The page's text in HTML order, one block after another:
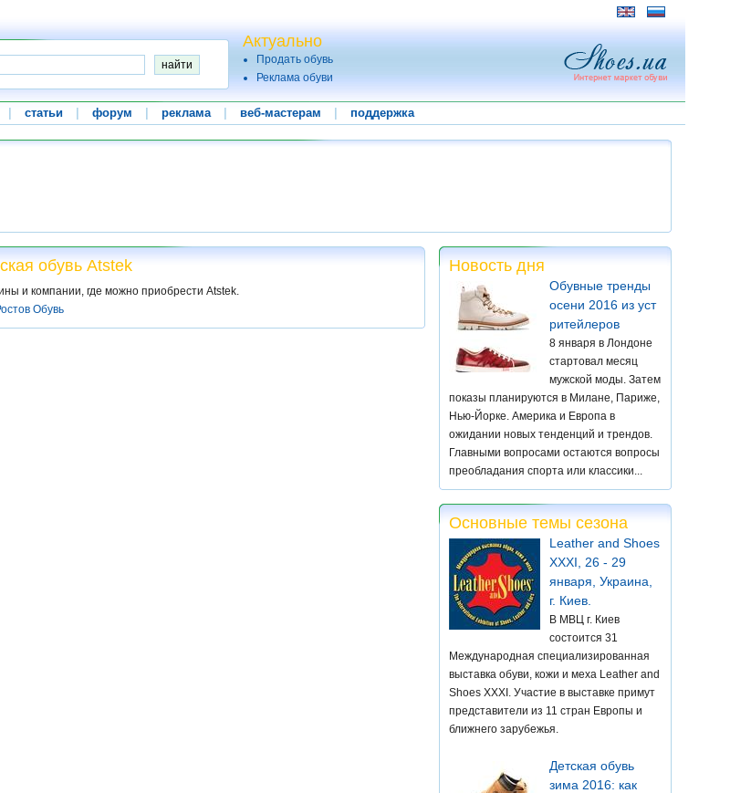
Актуально
Продать обувь
Реклама обуви
статьи форум реклама веб-мастерам поддержка
обувь Atstek
и компании, где можно приобрести Atstek.
Обувь
Новость дня
Обувные тренды
осени 2016 из уст
ритейлеров
8 января в Лондоне
стартовал месяц
мужской моды. Затем
показы планируются в Милане, Париже,
Нью-Йорке. Америка и Европа в
ожидании новых тенденций и трендов.
Главными вопросами остаются вопросы
преобладания спорта или классики...
Основные темы сезона
Leather and Shoes
XXXI, 26 - 29
января, Украина,
г. Киев.
В МВЦ г. Киев
состоится 31
Международная специализированная
выставка обуви, кожи и меха Leather and
Shoes XXXI. Участие в выставке примут
представители из 11 стран Европы и
ближнего зарубежья.
Детская обувь
зима 2016: как